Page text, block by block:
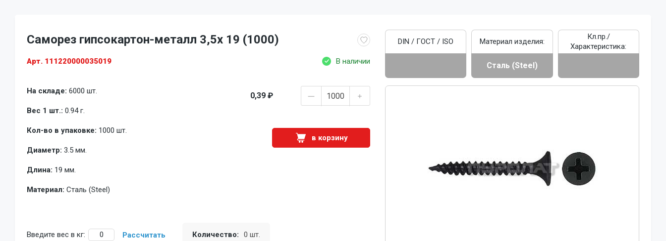
Саморез гипсокартон-металл 3,5x 19 (1000)
Арт. 111220000035019 В наличии
На складе: 6000 шт.
Вес 1 шт.: 0.94 г.
Кол-во в упаковке: 1000 шт.
Диаметр: 3.5 мм.
Длина: 19 мм.
Материал: Сталь (Steel)
0,39 ₽
в корзину
Введите вес в кг: Рассчитать Количество: 0 шт.
DIN / ГОСТ / ISO Материал изделия:
Сталь (Steel)
Кл.пр./
Характеристика: